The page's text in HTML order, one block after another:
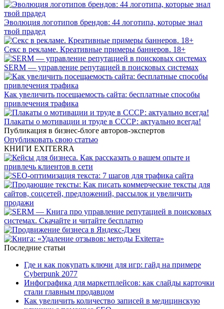
Эволюция логотипов брендов: 44 логотипа, которые знал
твой прадед
Секс в рекламе. Креативные примеры баннеров. 18+
SERM — управление репутацией в поисковых системах
Как увеличить посещаемость сайта: бесплатные способы
привлечения трафика
Плакаты о мотивации и труде в СССР: актуально всегда!
Публикация в бизнес-блоге авторов-экспертов
Опубликовать свою статью
КНИГИ EXITERRA
Последние статьи
Где и как покупать ключи для игр: гайд на примере
Cyberpunk 2077
Инфографика для маркетплейсов: как слайды карточки
стали главным продавцом
Как увеличить количество записей в медицинскую